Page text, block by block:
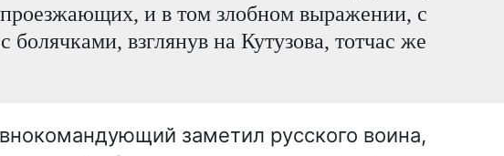
и в том злобном выражении, с
болячками, взглянув на Кутузова, тотчас же
заметил русского воина,